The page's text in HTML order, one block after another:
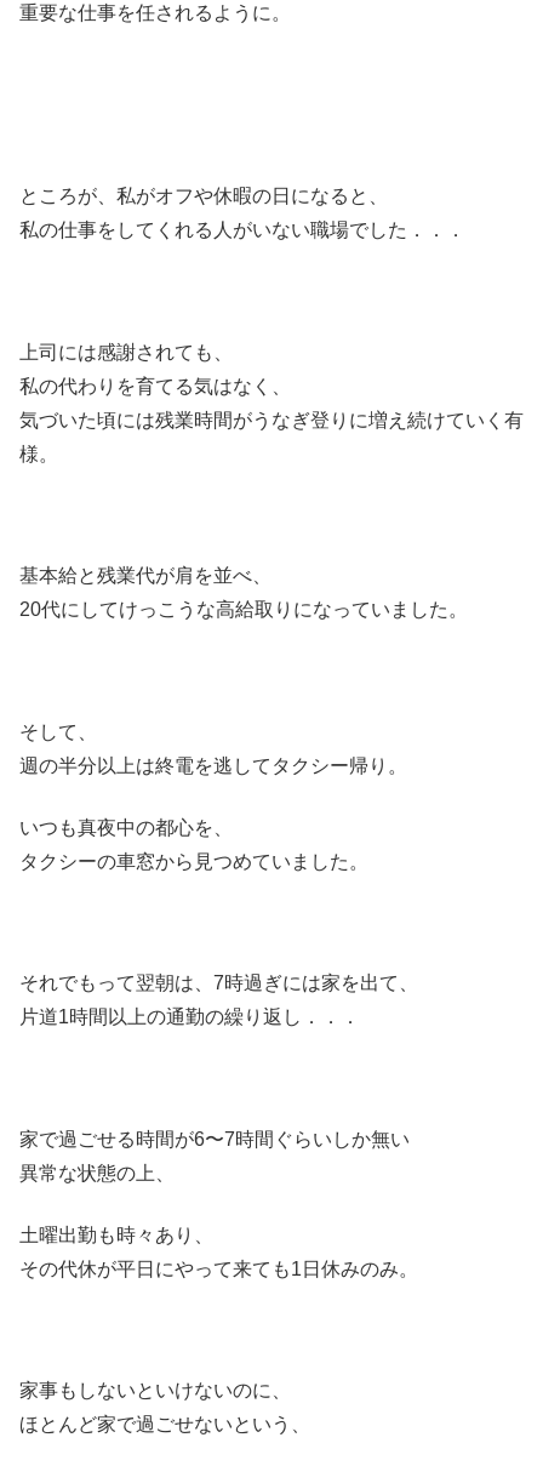
重要な仕事を任されるように。
ところが、私がオフや休暇の日になると、
私の仕事をしてくれる人がいない職場でした．．．
上司には感謝されても、
私の代わりを育てる気はなく、
気づいた頃には残業時間がうなぎ登りに増え続けていく有
様。
基本給と残業代が肩を並べ、
20代にしてけっこうな高給取りになっていました。
そして、
週の半分以上は終電を逃してタクシー帰り。
いつも真夜中の都心を、
タクシーの車窓から見つめていました。
それでもって翌朝は、7時過ぎには家を出て、
片道1時間以上の通勤の繰り返し．．．
家で過ごせる時間が6〜7時間ぐらいしか無い
異常な状態の上、
土曜出勤も時々あり、
その代休が平日にやって来ても1日休みのみ。
家事もしないといけないのに、
ほとんど家で過ごせないという、